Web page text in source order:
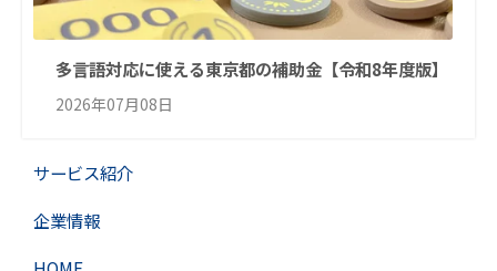
多言語対応に使える東京都の補助金【令和8年度版】
2026年07月08日
サービス紹介
企業情報